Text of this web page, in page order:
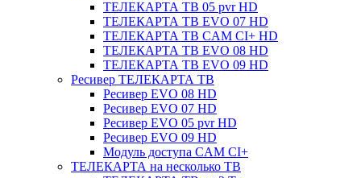
ТЕЛЕКАРТА ТВ 05 pvr HD
ТЕЛЕКАРТА ТВ EVO 07 HD
ТЕЛЕКАРТА ТВ CAM CI+ HD
ТЕЛЕКАРТА ТВ EVO 08 HD
ТЕЛЕКАРТА ТВ EVO 09 HD
Ресивер ТЕЛЕКАРТА ТВ
Ресивер EVO 08 HD
Ресивер EVO 07 HD
Ресивер EVO 05 pvr HD
Ресивер EVO 09 HD
Модуль доступа CAM CI+
ТЕЛЕКАРТА на несколько ТВ